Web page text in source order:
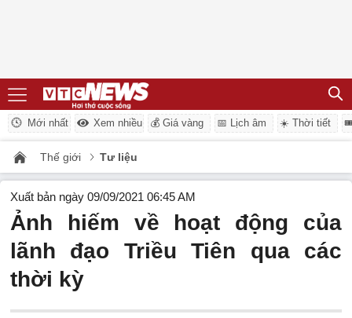
Mới nhất Xem nhiều 💰 Giá vàng 📅 Lịch âm ☀️ Thời tiết
Thế giới Tư liệu
Xuất bản ngày 09/09/2021 06:45 AM
Ảnh hiếm về hoạt động của
lãnh đạo Triều Tiên qua các
thời kỳ